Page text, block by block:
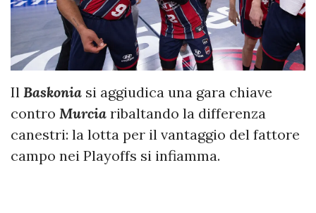
Il Baskonia si aggiudica una gara chiave
contro Murcia ribaltando la differenza
canestri: la lotta per il vantaggio del fattore
campo nei Playoffs si infiamma.